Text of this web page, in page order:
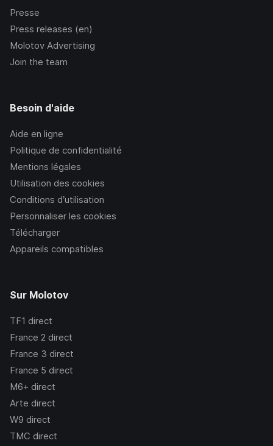
Presse
Press releases (en)
Molotov Advertising
Join the team
Besoin d'aide
Aide en ligne
Politique de confidentialité
Mentions légales
Utilisation des cookies
Conditions d’utilisation
Personnaliser les cookies
Télécharger
Appareils compatibles
Sur Molotov
TF1 direct
France 2 direct
France 3 direct
France 5 direct
M6+ direct
Arte direct
W9 direct
TMC direct